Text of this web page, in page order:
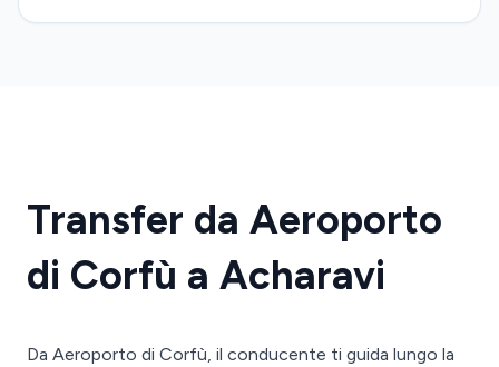
Transfer da Aeroporto
di Corfù a Acharavi
Da Aeroporto di Corfù, il conducente ti guida lungo la